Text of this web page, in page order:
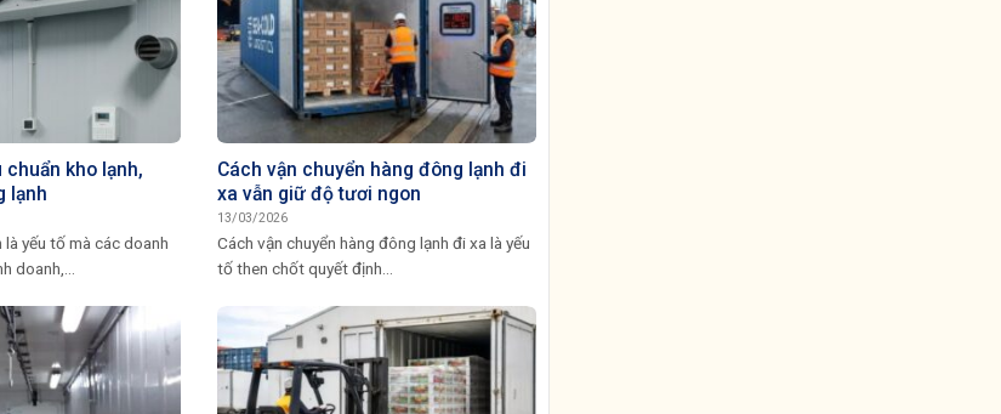
chuẩn kho lạnh,
lạnh
là yếu tố mà các doanh
doanh,...
Cách vận chuyển hàng đông lạnh đi
xa vẫn giữ độ tươi ngon
13/03/2026
Cách vận chuyển hàng đông lạnh đi xa là yếu
tố then chốt quyết định...